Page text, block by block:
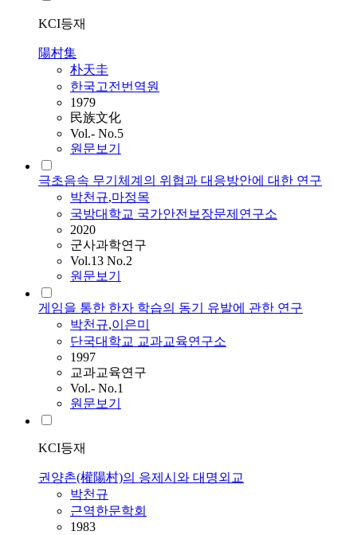
KCI등재
陽村集
朴天圭
한국고전번역원
1979
民族文化
Vol.- No.5
원문보기
극초음속 무기체계의 위협과 대응방안에 대한 연구
박천규,마정목
국방대학교 국가안전보장문제연구소
2020
군사과학연구
Vol.13 No.2
원문보기
게임을 통한 한자 학습의 동기 유발에 관한 연구
박천규,이은미
단국대학교 교과교육연구소
1997
교과교육연구
Vol.- No.1
원문보기
KCI등재
권양촌(權陽村)의 응제시와 대명외교
박천규
근역한문학회
1983